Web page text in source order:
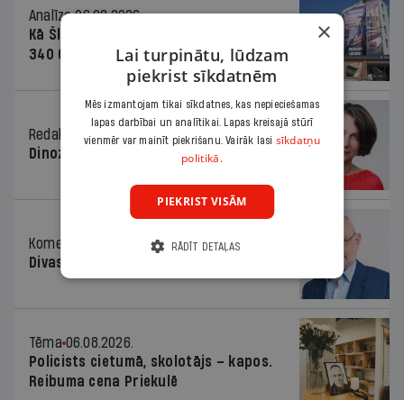
Analīze 06.08.2026.
Kā Šlesera partija palika nesodīta par
340 000 vērtu reklāmas kampaņu
Redaktores sleja 06.08.2026.
Dinozaura triks
Komentārs
06.08.2026.
Divas koalīcijas
Tēma 06.08.2026.
Policists cietumā, skolotājs – kapos.
Reibuma cena Priekulē
×
Lai turpinātu, lūdzam
piekrist sīkdatnēm
Mēs izmantojam tikai sīkdatnes, kas nepieciešamas
lapas darbībai un analītikai. Lapas kreisajā stūrī
vienmēr var mainīt piekrišanu. Vairāk lasi sīkdatņu
politikā.
PIEKRIST VISĀM
RĀDĪT DETAĻAS